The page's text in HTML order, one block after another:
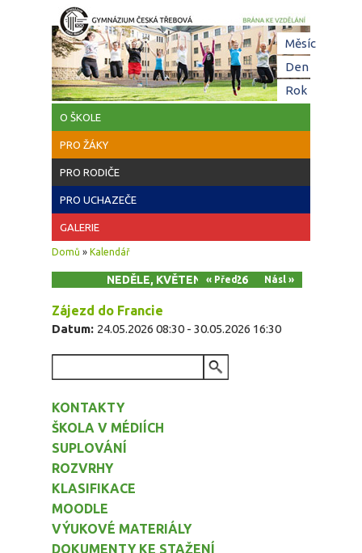
Přejít k hlavnímu obsahu
O ŠKOLE
PRO ŽÁKY
PRO RODIČE
PRO UCHAZEČE
GALERIE
Jste zde
Domů » Kalendář
NEDĚLE, KVĚTEN 24, 2026
« Před Násl »
Zájezd do Francie
Datum: 24.05.2026 08:30 - 30.05.2026 16:30
KONTAKTY
ŠKOLA V MÉDIÍCH
SUPLOVÁNÍ
ROZVRHY
KLASIFIKACE
MOODLE
VÝUKOVÉ MATERIÁLY
DOKUMENTY KE STAŽENÍ
Měsíc
Den(aktivní
Rok